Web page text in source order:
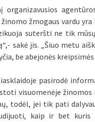
žmogaus vardu
suteršti ne tik
sakė jis. „Šiuo metu
be abejonės
pasirodė
visuomenėje žinomos
todėl, jei tik pati
kaip ir bet kuris